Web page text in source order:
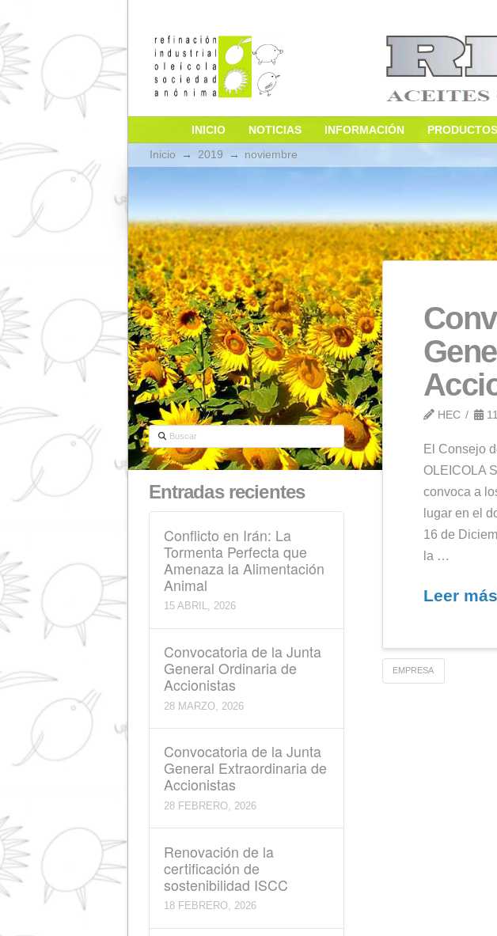
INICIO NOTICIAS
Buscar
Entradas recientes
Conflicto en Irán: La
Tormenta Perfecta que
Amenaza la Alimentación
Animal
15 ABRIL, 2026
Convocatoria de la Junta
General Ordinaria de
Accionistas
28 MARZO, 2026
Convocatoria de la Junta
General Extraordinaria de
Accionistas